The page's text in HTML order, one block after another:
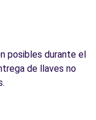
posibles durante el
de llaves no